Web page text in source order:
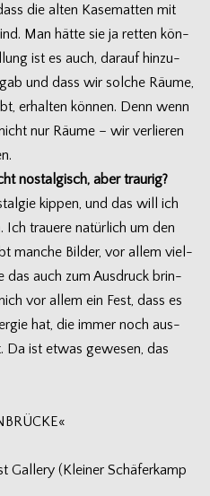
die alten Kase­mat­ten mit
Man hätte sie ja ret­ten kön­
ist es auch, dar­auf hin­zu­
und dass wir sol­che Räume,
erhal­ten kön­nen. Denn wenn
nur Räume – wir ver­lie­ren
nost­al­gisch, aber traurig?
kip­pen, und das will ich
Ich trauere natür­lich um den
man­che Bil­der, vor allem viel­
das auch zum Aus­druck brin­
vor allem ein Fest, dass es
hat, die immer noch aus­
ist etwas gewe­sen, das
Gal­lery (Klei­ner Schä­fer­kamp